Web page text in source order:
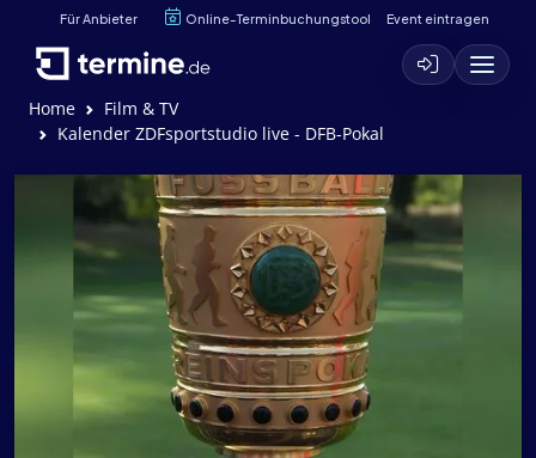
Für Anbieter Online-Terminbuchungstool Event eintragen
Home
Film & TV
Kalender ZDFsportstudio live - DFB-Pokal